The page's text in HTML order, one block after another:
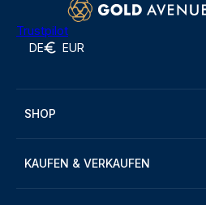
Trustpilot
DE EUR
SHOP
KAUFEN & VERKAUFEN